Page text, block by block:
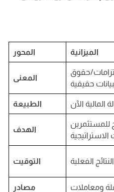
المحور الميزانية
المعنى
حقوق
الطبيعة
الهدف
للمستثمرين
التوقيت
مصادر
ومعاملات